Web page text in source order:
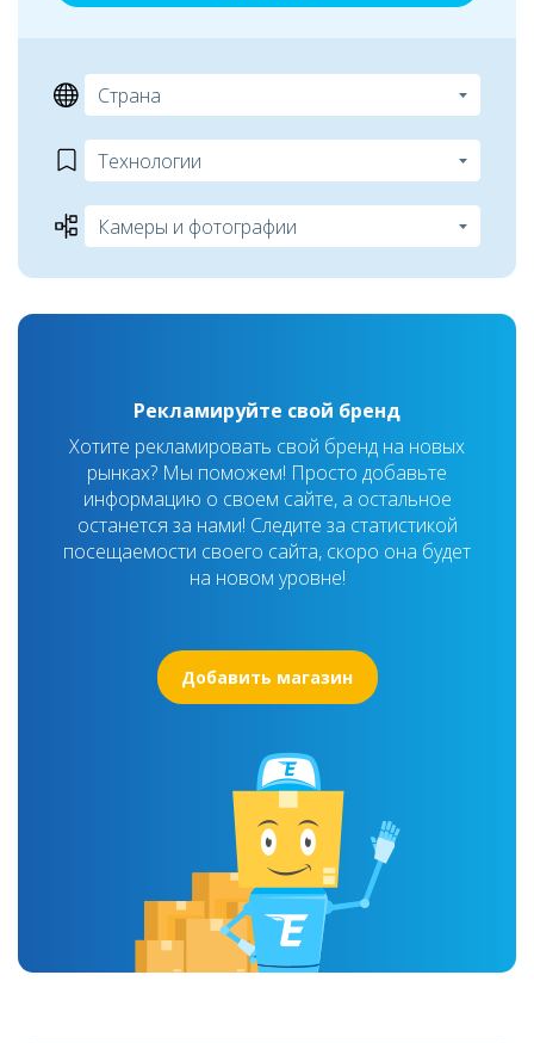
Рекламируйте свой бренд
Хотите рекламировать свой бренд на новых
рынках? Мы поможем! Просто добавьте
информацию о своем сайте, а остальное
останется за нами! Следите за статистикой
посещаемости своего сайта, скоро она будет
на новом уровне!
Добавить магазин